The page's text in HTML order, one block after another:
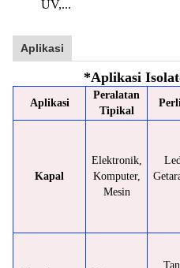
UV,...
Aplikasi
*Aplikasi
Aplikasi
Peralatan
Tipikal
Kapal
Elektronik,
Komputer,
Mesin